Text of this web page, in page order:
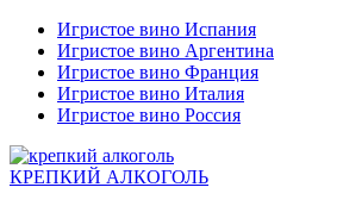
Игристое вино Испания
Игристое вино Аргентина
Игристое вино Франция
Игристое вино Италия
Игристое вино Россия
КРЕПКИЙ АЛКОГОЛЬ